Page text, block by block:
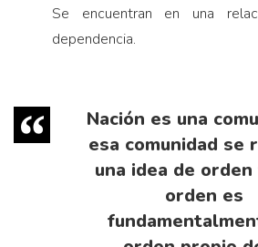
Se encuentran en una
dependencia.
Nación es una
esa comunidad se
una idea de
orden es